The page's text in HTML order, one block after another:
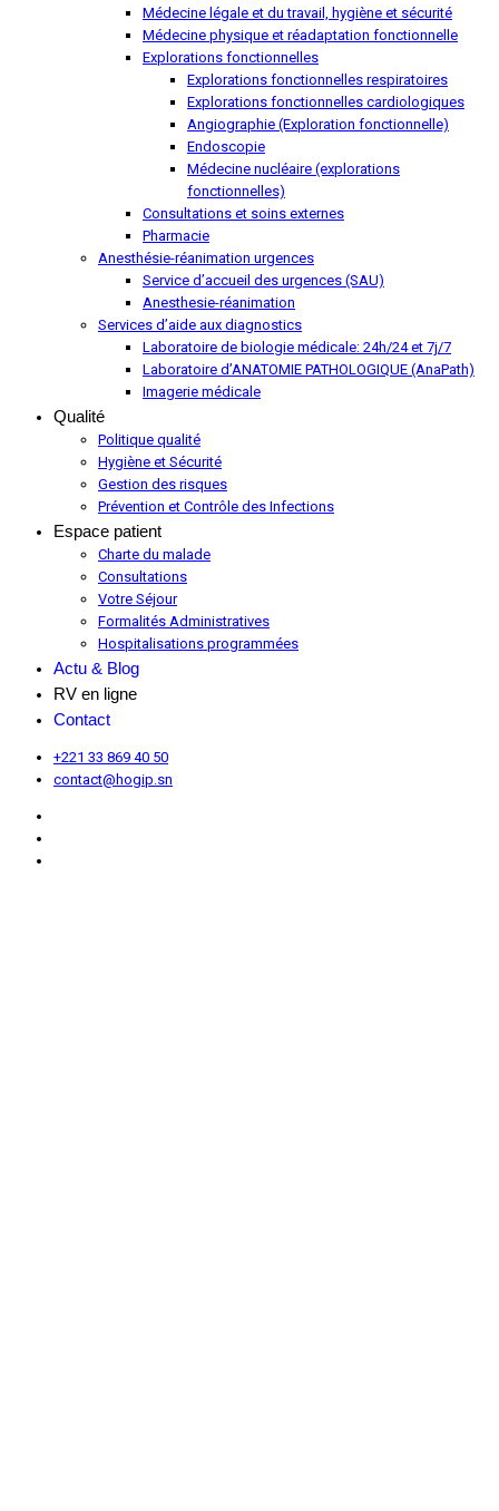
Médecine légale et du travail, hygiène et sécurité
Médecine physique et réadaptation fonctionnelle
Explorations fonctionnelles
Explorations fonctionnelles respiratoires
Explorations fonctionnelles cardiologiques
Angiographie (Exploration fonctionnelle)
Endoscopie
Médecine nucléaire (explorations
fonctionnelles)
Consultations et soins externes
Pharmacie
Anesthésie-réanimation urgences
Service d’accueil des urgences (SAU)
Anesthesie-réanimation
Services d’aide aux diagnostics
Laboratoire de biologie médicale: 24h/24 et 7j/7
Laboratoire d’ANATOMIE PATHOLOGIQUE (AnaPath)
Imagerie médicale
Qualité
Politique qualité
Hygiène et Sécurité
Gestion des risques
Prévention et Contrôle des Infections
Espace patient
Charte du malade
Consultations
Votre Séjour
Formalités Administratives
Hospitalisations programmées
Actu & Blog
RV en ligne
Contact
+221 33 869 40 50
contact@hogip.sn